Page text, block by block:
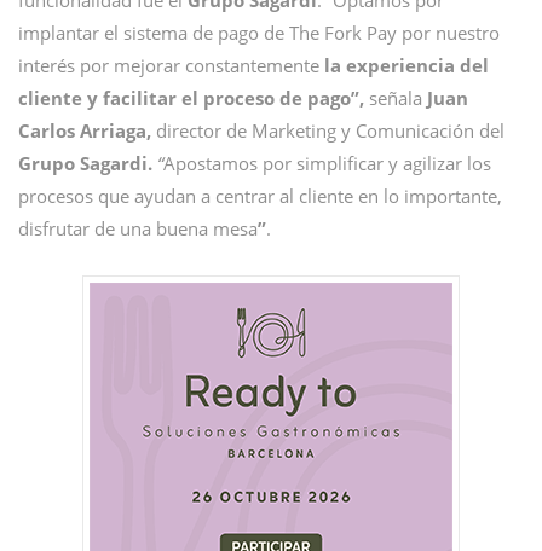
implantar el sistema de pago de The Fork Pay por nuestro
interés por mejorar constantemente la experiencia del
cliente y facilitar el proceso de pago”, señala Juan
Carlos Arriaga, director de Marketing y Comunicación del
Grupo Sagardi. “Apostamos por simplificar y agilizar los
procesos que ayudan a centrar al cliente en lo importante,
disfrutar de una buena mesa”.